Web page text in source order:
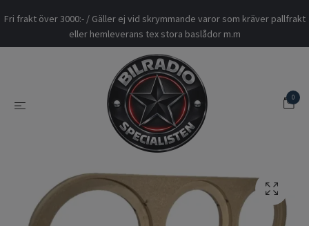
Fri frakt över 3000:- / Gäller ej vid skrymmande varor som kräver pallfrakt
eller hemleverans tex stora baslådor m.m
0